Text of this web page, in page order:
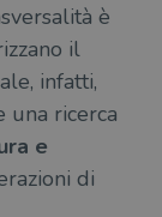
è
il
infatti,
una ricerca
e
di